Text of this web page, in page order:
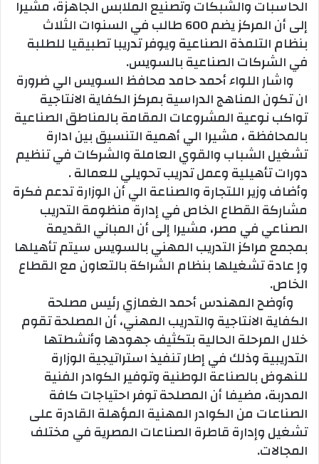
الحاسبات والشبكات وتصنيع الملابس الجاهزة، مشيرا
إلى أن المركز يضم 600 طالب في السنوات الثلاث
بنظام التلمذة الصناعية ويوفر تدريبا تطبيقيا للطلبة
في الشركات الصناعية بالسويس.
واشار اللواء أحمد حامد محافظ السويس الي ضرورة
ان تكون المناهج الدراسية بمركز الكفاية الانتاجية
تواكب نوعية المشروعات المقامة بالمناطق الصناعية
بالمحافظة ، مشيرا الي أهمية التنسيق بين ادارة
تشغيل الشباب والقوي العاملة والشركات في تنظيم
دورات تأهيلية وعمل تدريب تحويلي للعمالة .
وأضاف وزير اللتجارة والصناعة الي أن الوزارة تدعم فكرة
مشاركة القطاع الخاص في إدارة منظومة التدريب
الصناعي في مصر، مشيرا إلى أن المباني القديمة
بمجمع مراكز التدريب المهني بالسويس سيتم تأهيلها
وإ عادة تشغيلها بنظام الشراكة بالتعاون مع القطاع
الخاص.
وأوضح المهندس أحمد الغمازي رئيس مصلحة
الكفاية الانتاجية والتدريب المهني، أن المصلحة تقوم
خلال المرحلة الحالية بتكثيف جهودها وأنشطتها
التدريبية وذلك في إطار تنفيذ استراتيجية الوزارة
للنهوض بالصناعة الوطنية وتوفير الكوادر الفنية
المدربة، مضيفا أن المصلحة توفر احتياجات كافة
الصناعات من الكوادر المهنية المؤهلة القادرة على
تشغيل وإدارة قاطرة الصناعات المصرية في مختلف
المجالات.